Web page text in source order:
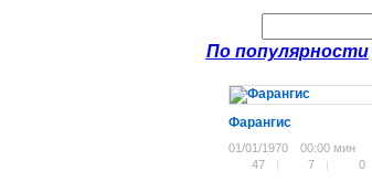
По популярности
Фарангис
01/01/1970
00:00 мин
47
7 0